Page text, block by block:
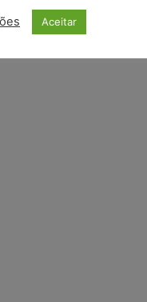
Política de Privacidade
Aceitar